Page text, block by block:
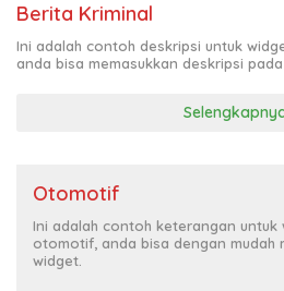
Berita Kriminal
Ini adalah contoh deskripsi untuk
anda bisa memasukkan deskripsi
Otomotif
Ini adalah contoh keterangan
otomotif, anda bisa dengan mudah
widget.